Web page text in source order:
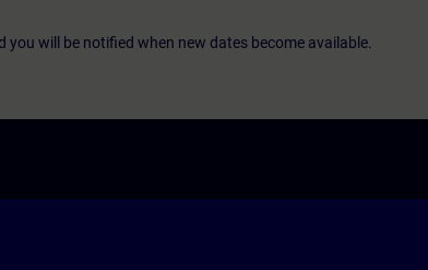
will be notified when new dates become available.